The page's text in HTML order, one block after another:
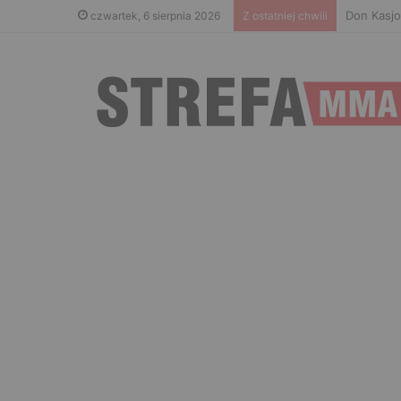
czwartek, 6 sierpnia 2026 Z ostatniej chwili Don